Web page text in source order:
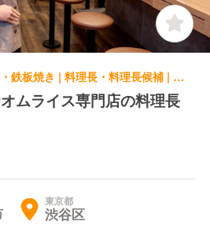
洋食・西洋料理, ステーキ・鉄板焼き | 料理長・料理長候補 | 肉とたまご 渋谷店
ムライス専門店の料理長
東京都
渋谷区